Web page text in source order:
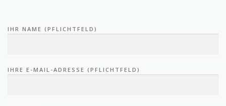
IHR NAME (PFLICHTFELD)
IHRE E-MAIL-ADRESSE (PFLICHTFELD)